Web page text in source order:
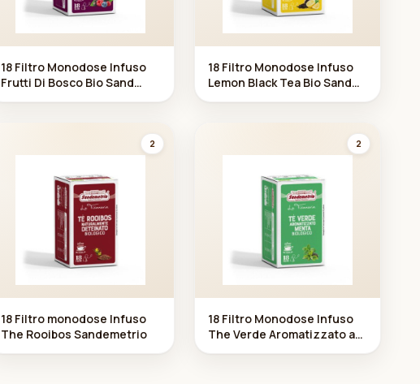
18 Filtro Monodose Infuso
Frutti Di Bosco Bio Sand
18 Filtro Monodose Infuso
Lemon Black Tea Bio Sand
2
18 Filtro monodose Infuso
The Rooibos Sandemetrio
2
18 Filtro Monodose Infuso
The Verde Aromatizzato a